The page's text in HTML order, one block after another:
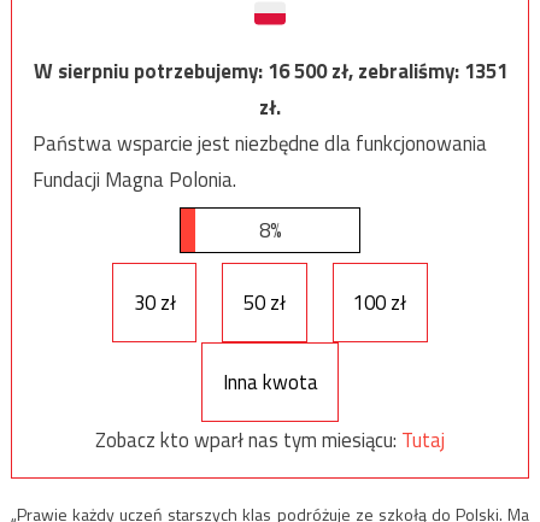
W sierpniu potrzebujemy:16 500zł, zebraliśmy:1351
zł.
Państwa wsparcie jest niezbędne dla funkcjonowania
Fundacji Magna Polonia.
8%
30 zł 50 zł 100 zł
Inna kwota
Zobacz kto wparł nas tym miesiącu: Tutaj
„Prawie każdy uczeń starszych klas podróżuje ze szkołą do Polski. Ma